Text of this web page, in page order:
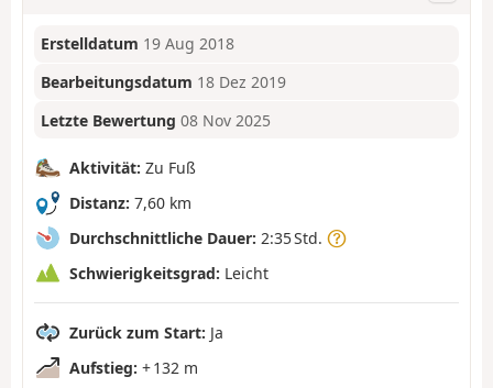
Erstelldatum 19 Aug 2018
Bearbeitungsdatum 18 Dez 2019
Letzte Bewertung 08 Nov 2025
Aktivität: Zu Fuß
Distanz: 7,60 km
Durchschnittliche Dauer: 2:35 Std.
Schwierigkeitsgrad: Leicht
Zurück zum Start: Ja
Aufstieg: + 132 m